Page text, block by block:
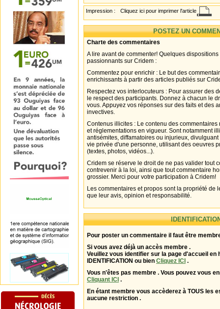
Impression : Cliquez ici pour imprimer l'article
POSTEZ UN
Charte des commentaires
A lire avant de commenter! Quelques
passionnants sur Cridem :
Commentez pour enrichir : Le but des
enrichissants à partir des articles publiés sur
Respectez vos interlocuteurs : Pour assurer des
le respect des participants. Donnez à chacun le
vous. Appuyez vos réponses sur des faits et des
invectives.
Contenus illicites : Le contenu des
et réglementations en vigueur. Sont notamment
antisémites, diffamatoires ou injurieux,
vie privée d'une personne, utilisant des oeuvres
(textes, photos, vidéos...).
Cridem se réserve le droit de ne pas valider tout
contrevenir à la loi, ainsi que tout commentaire
grossier. Merci pour votre participation à Cridem!
Les commentaires et propos sont la propriété de
que leur avis, opinion et responsabilité.
Pour poster un commentaire il faut être
Si vous avez déjà un accès membre .
Veuillez vous identifier sur la page d'accueil en
IDENTIFICATION ou bien Cliquez ICI .
Vous n'êtes pas membre . Vous pouvez vous
Cliquant ICI .
En étant membre vous accèderez à TOUS les
aucune restriction .